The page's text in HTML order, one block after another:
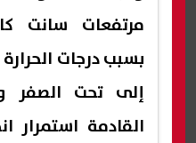
مرتفعات سانت
بسبب درجات
إلى تحت الصفر
القادمة استمرار